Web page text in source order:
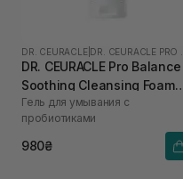
DR. CEURACLE
DR. CEURACLE Pro Balance
Soothing Cleansing Foam
150 мл
Гель для умывания с
пробиотиками
980₴